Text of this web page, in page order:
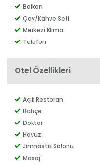
Balkon
Çay/Kahve Seti
Merkezi Klima
Telefon
Otel Özellikleri
Açık Restoran
Bahçe
Doktor
Havuz
Jimnastik Salonu
Masaj